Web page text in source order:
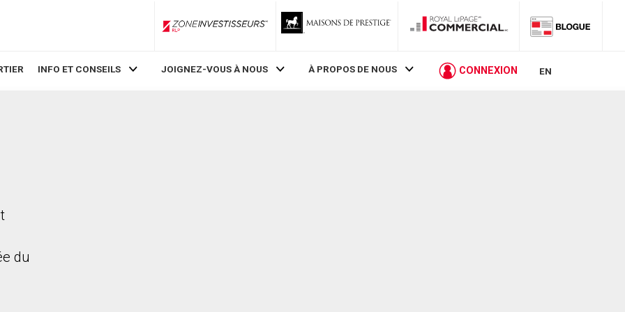
ZoneInvestisseurs RLP
INFO ET CONSEILS JOIGNEZ-VOUS À NOUS À PROPOS DE NOUS CONNEXION EN
du